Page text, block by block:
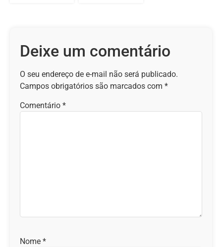
Deixe um comentário
O seu endereço de e-mail não será publicado.
Campos obrigatórios são marcados com *
Comentário *
Nome *